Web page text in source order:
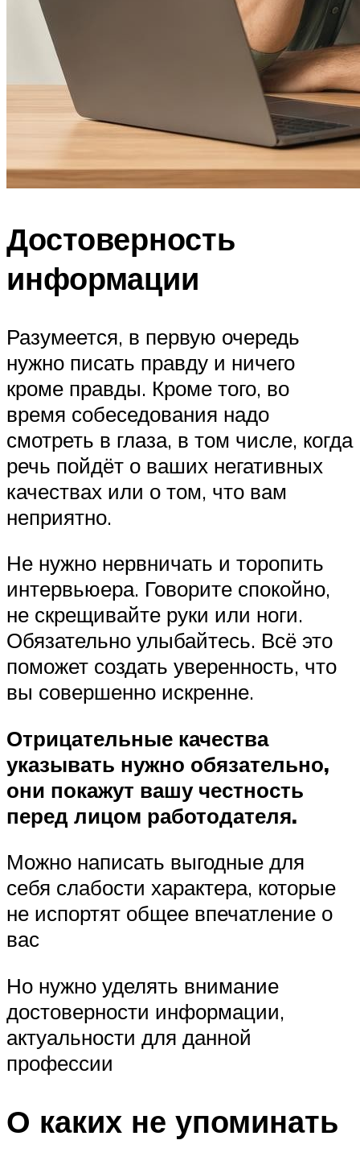
Достоверность
информации
Разумеется, в первую очередь
нужно писать правду и ничего
кроме правды. Кроме того, во
время собеседования надо
смотреть в глаза, в том числе, когда
речь пойдёт о ваших негативных
качествах или о том, что вам
неприятно.
Не нужно нервничать и торопить
интервьюера. Говорите спокойно,
не скрещивайте руки или ноги.
Обязательно улыбайтесь. Всё это
поможет создать уверенность, что
вы совершенно искренне.
Отрицательные качества
указывать нужно обязательно,
они покажут вашу честность
перед лицом работодателя.
Можно написать выгодные для
себя слабости характера, которые
не испортят общее впечатление о
вас
Но нужно уделять внимание
достоверности информации,
актуальности для данной
профессии
О каких не упоминать